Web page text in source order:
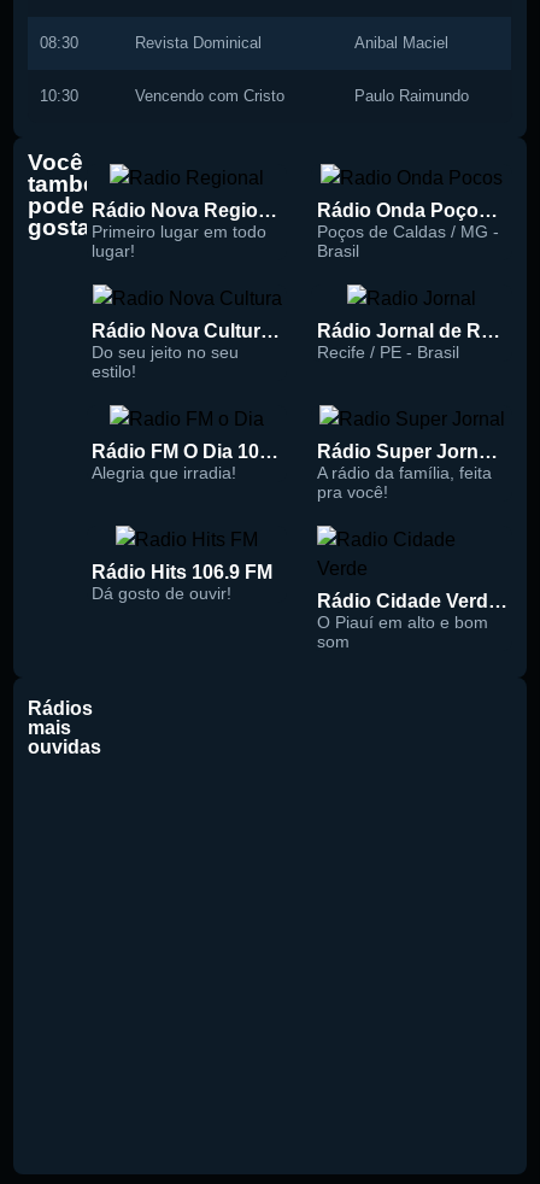
08:30 Revista Dominical Anibal Maciel
10:30 Vencendo com Cristo Paulo Raimundo
Você
também
pode
gostar
Rádio Nova Regional 91.5 FM
Primeiro lugar em todo
lugar!
Rádio Onda Poços 96.7 FM
Poços de Caldas / MG -
Brasil
Rádio Nova Cultura 93.1 FM
Do seu jeito no seu
estilo!
Rádio Jornal de Recife 90.3 FM
Recife / PE - Brasil
Rádio FM O Dia 100.5
Alegria que irradia!
Rádio Super Jornal 105.7 FM
A rádio da família, feita
pra você!
Rádio Hits 106.9 FM
Dá gosto de ouvir! Rádio Cidade Verde 93.5 FM
O Piauí em alto e bom
som
Rádios
mais
ouvidas